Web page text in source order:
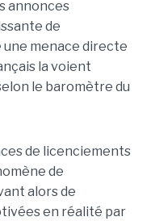
annonces
de
menace directe
la voient
le baromètre du
de licenciements
de
alors de
en réalité par